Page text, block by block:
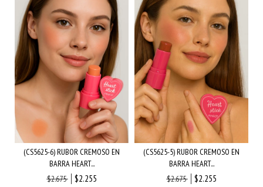
(CS5625-6) RUBOR CREMOSO EN
BARRA HEART...
$2.675
$2.255
(CS5625-5) RUBOR CREMOSO EN
BARRA HEART...
$2.675
$2.255